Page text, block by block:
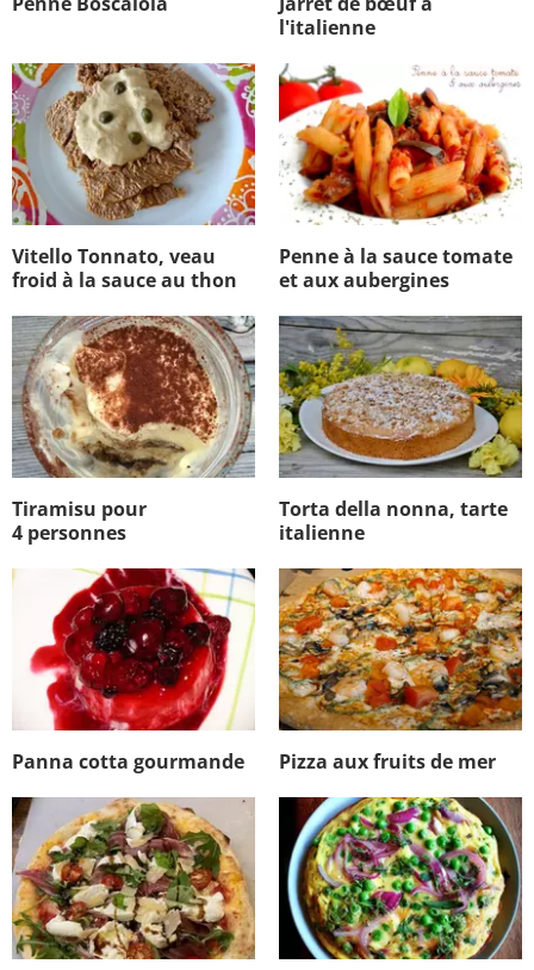
l'italienne
Vitello Tonnato, veau
froid à la sauce au thon
Penne à la sauce tomate
et aux aubergines
Tiramisu pour
4 personnes
Torta della nonna, tarte
italienne
Panna cotta gourmande Pizza aux fruits de mer